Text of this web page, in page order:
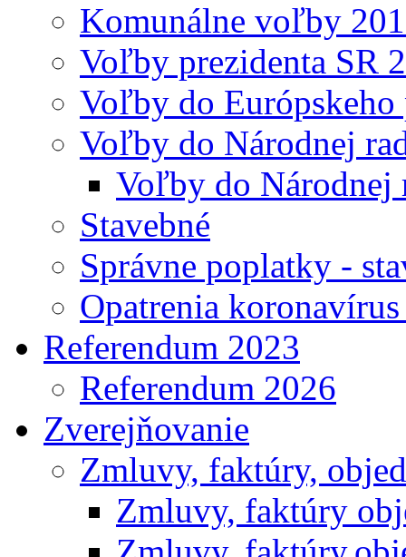
Komunálne voľby
Voľby prezidenta SR
Voľby do Európskeho
Voľby do Národnej
Voľby do Národnej
Stavebné
Správne poplatky -
Opatrenia
Referendum 2023
Referendum 2026
Zverejňovanie
Zmluvy, faktúry,
Zmluvy, faktúry